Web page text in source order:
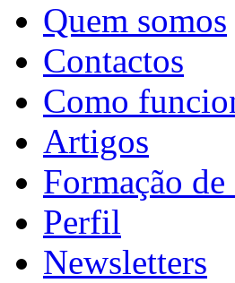
Quem somos
Contactos
Como
Artigos
Formação
Perfil
Newsletters